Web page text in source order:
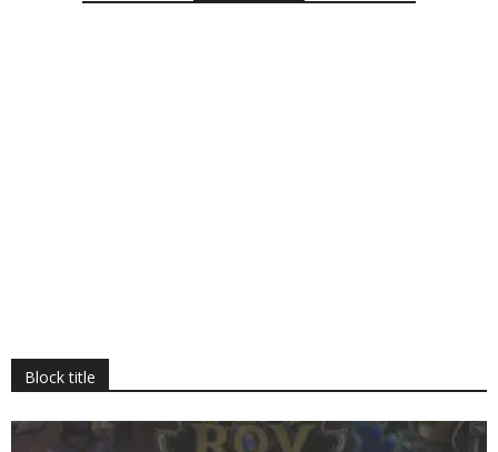
Block title